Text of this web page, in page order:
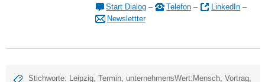
Start Dialog – Telefon – LinkedIn –
Newslettter
Stichworte: Leipzig ,Termin unternehmensWert:Mensch ,Vortrag